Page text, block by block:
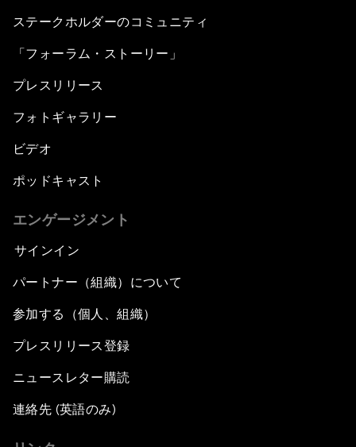
ステークホルダーのコミュニティ
「フォーラム・ストーリー」
プレスリリース
フォトギャラリー
ビデオ
ポッドキャスト
エンゲージメント
サインイン
パートナー（組織）について
参加する（個人、組織）
プレスリリース登録
ニュースレター購読
連絡先 (英語のみ)